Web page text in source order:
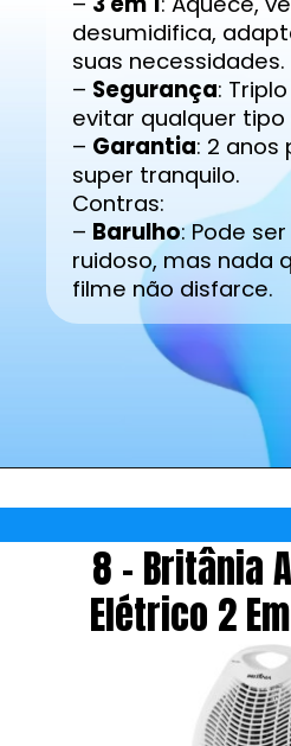
desumidifica,
suas necessidades.
– Segurança:
evitar qualquer
– Garantia: 2 anos
super tranquilo.
Contras:
– Barulho: Pode
ruidoso, mas nada
filme não disfarce.
8 - Britânia
Elétrico 2